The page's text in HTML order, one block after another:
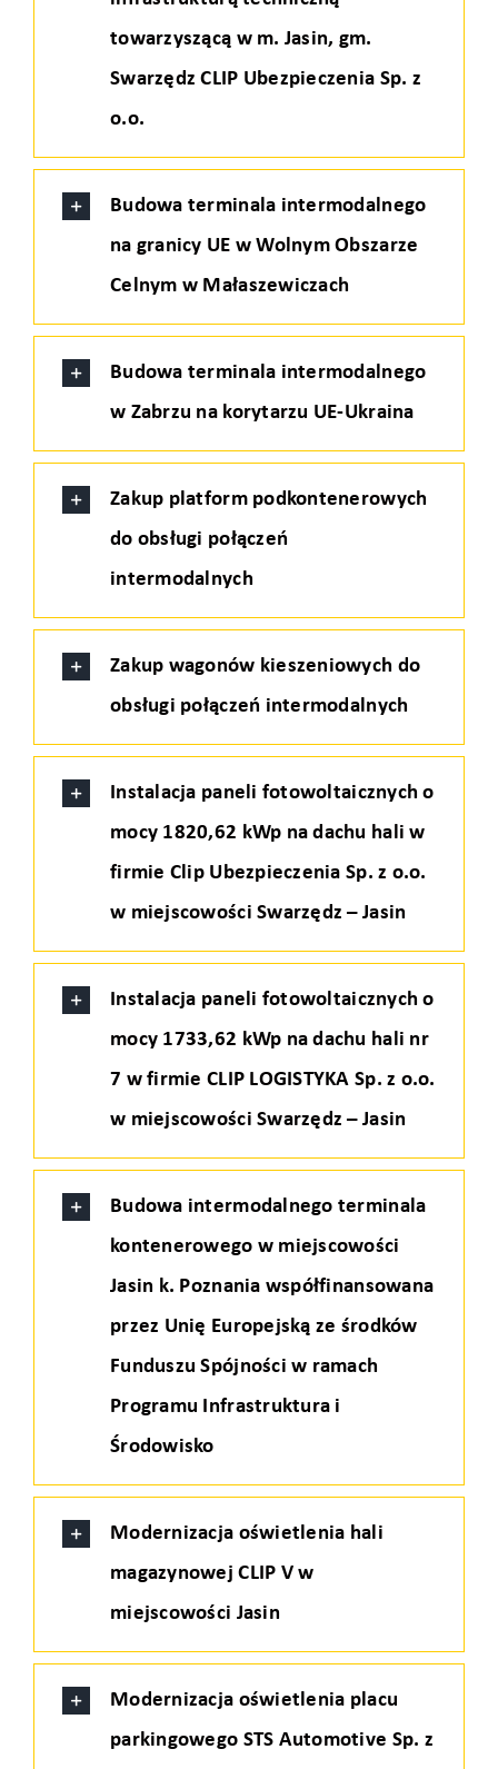
towarzyszącą w m. Jasin, gm.
Swarzędz CLIP Ubezpieczenia Sp. z
o.o.
Budowa terminala intermodalnego
na granicy UE w Wolnym Obszarze
Celnym w Małaszewiczach
Budowa terminala intermodalnego
w Zabrzu na korytarzu UE-Ukraina
Zakup platform podkontenerowych
do obsługi połączeń
intermodalnych
Zakup wagonów kieszeniowych do
obsługi połączeń intermodalnych
Instalacja paneli fotowoltaicznych o
mocy 1820,62 kWp na dachu hali w
firmie Clip Ubezpieczenia Sp. z o.o.
w miejscowości Swarzędz – Jasin
Instalacja paneli fotowoltaicznych o
mocy 1733,62 kWp na dachu hali nr
7 w firmie CLIP LOGISTYKA Sp. z o.o.
w miejscowości Swarzędz – Jasin
Budowa intermodalnego terminala
kontenerowego w miejscowości
Jasin k. Poznania współfinansowana
przez Unię Europejską ze środków
Funduszu Spójności w ramach
Programu Infrastruktura i
Środowisko
Modernizacja oświetlenia hali
magazynowej CLIP V w
miejscowości Jasin
Modernizacja oświetlenia placu
parkingowego STS Automotive Sp. z